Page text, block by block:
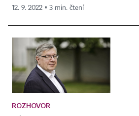
12. 9. 2022 ▪ 3 min. čtení
ROZHOVOR